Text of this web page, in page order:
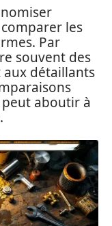
les
Par
souvent des
détaillants
peut aboutir à